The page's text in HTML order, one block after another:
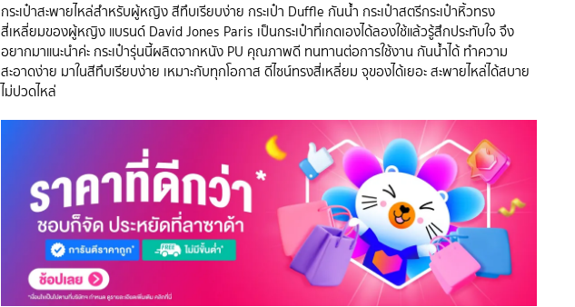
กระเป๋าสะพายไหล่สำหรับผู้หญิง สีทึบเรียบง่าย กระเป๋า Duffle กันน้ำ กระเป๋าสตรีกระเป๋าหิ้วทรง
สี่เหลี่ยมของผู้หญิง แบรนด์ David Jones Paris เป็นกระเป๋าที่เกดเองได้ลองใช้แล้วรู้สึกประทับใจ จึง
อยากมาแนะนำค่ะ กระเป๋ารุ่นนี้ผลิตจากหนัง PU คุณภาพดี ทนทานต่อการใช้งาน กันน้ำได้ ทำความ
สะอาดง่าย มาในสีทึบเรียบง่าย เหมาะกับทุกโอกาส ดีไซน์ทรงสี่เหลี่ยม จุของได้เยอะ สะพายไหล่ได้สบาย
ไม่ปวดไหล่